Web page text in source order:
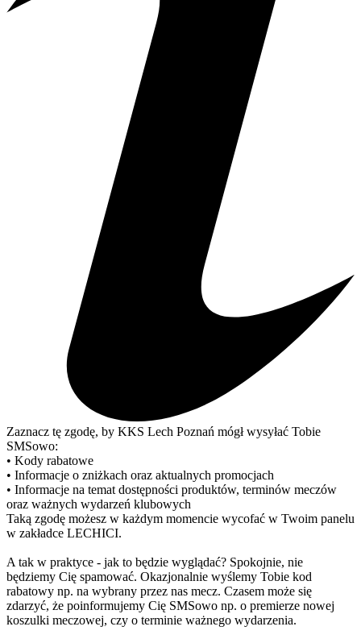
Zaznacz tę zgodę, by KKS Lech Poznań mógł wysyłać Tobie
SMSowo:
• Kody rabatowe
• Informacje o zniżkach oraz aktualnych promocjach
• Informacje na temat dostępności produktów, terminów meczów
oraz ważnych wydarzeń klubowych
Taką zgodę możesz w każdym momencie wycofać w Twoim panelu
w zakładce LECHICI.
A tak w praktyce - jak to będzie wyglądać? Spokojnie, nie
będziemy Cię spamować. Okazjonalnie wyślemy Tobie kod
rabatowy np. na wybrany przez nas mecz. Czasem może się
zdarzyć, że poinformujemy Cię SMSowo np. o premierze nowej
koszulki meczowej, czy o terminie ważnego wydarzenia.